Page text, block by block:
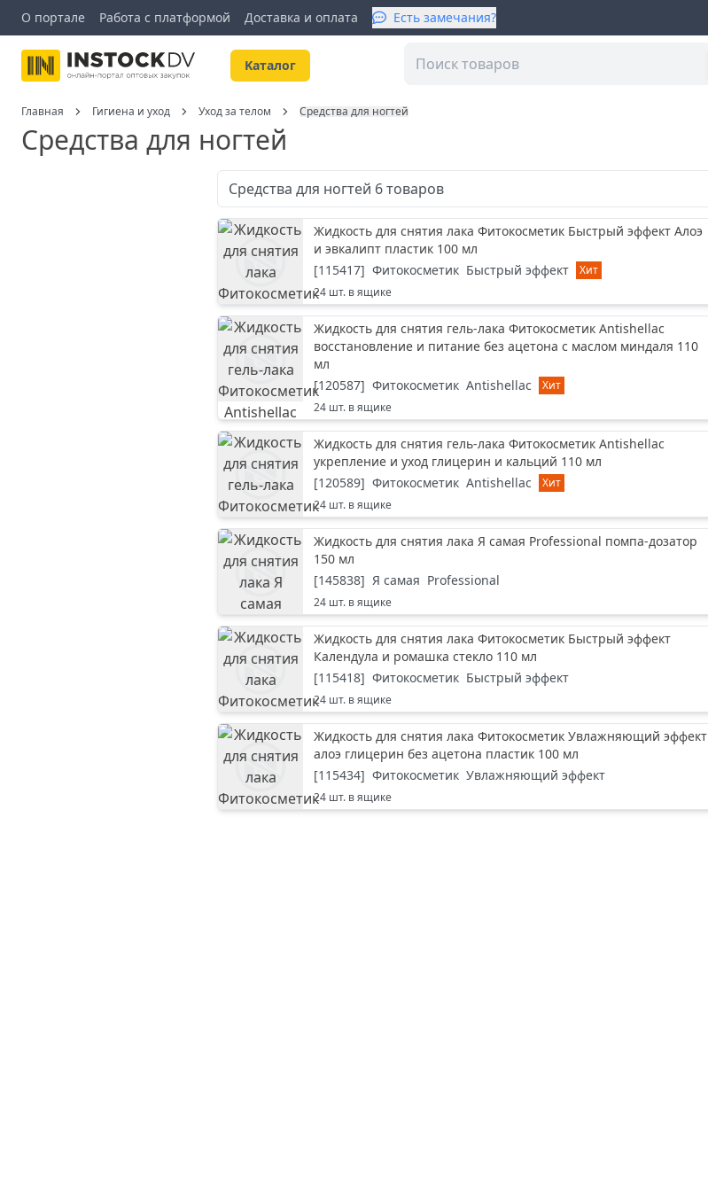
О портале Работа с платформой Доставка и оплата Есть замечания?
Kаталог
Главная Гигиена и уход Уход за телом Средства для ногтей
Средства для ногтей
Средства для ногтей 6товаров
Жидкость для снятия лака Фитокосметик Быстрый эффект Алоэ
и эвкалипт пластик 100 мл
[115417] Фитокосметик Быстрый эффект
Хит
24 шт. в ящике
Жидкость для снятия гель-лака Фитокосметик Antishellac
восстановление и питание без ацетона с маслом миндаля 110
мл
[120587] Фитокосметик Antishellac
Хит
24 шт. в ящике
Жидкость для снятия гель-лака Фитокосметик Antishellac
укрепление и уход глицерин и кальций 110 мл
[120589] Фитокосметик Antishellac
Хит
24 шт. в ящике
Жидкость для снятия лака Я самая Professional помпа-дозатор
150 мл
[145838] Я самая Professional
24 шт. в ящике
Жидкость для снятия лака Фитокосметик Быстрый эффект
Календула и ромашка стекло 110 мл
[115418] Фитокосметик Быстрый эффект
24 шт. в ящике
Жидкость для снятия лака Фитокосметик Увлажняющий эффект
алоэ глицерин без ацетона пластик 100 мл
[115434] Фитокосметик Увлажняющий эффект
24 шт. в ящике